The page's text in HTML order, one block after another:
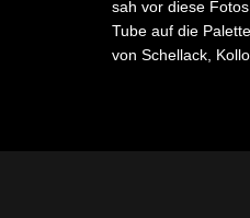
sah vor diese
Tube auf die
von Schellack,